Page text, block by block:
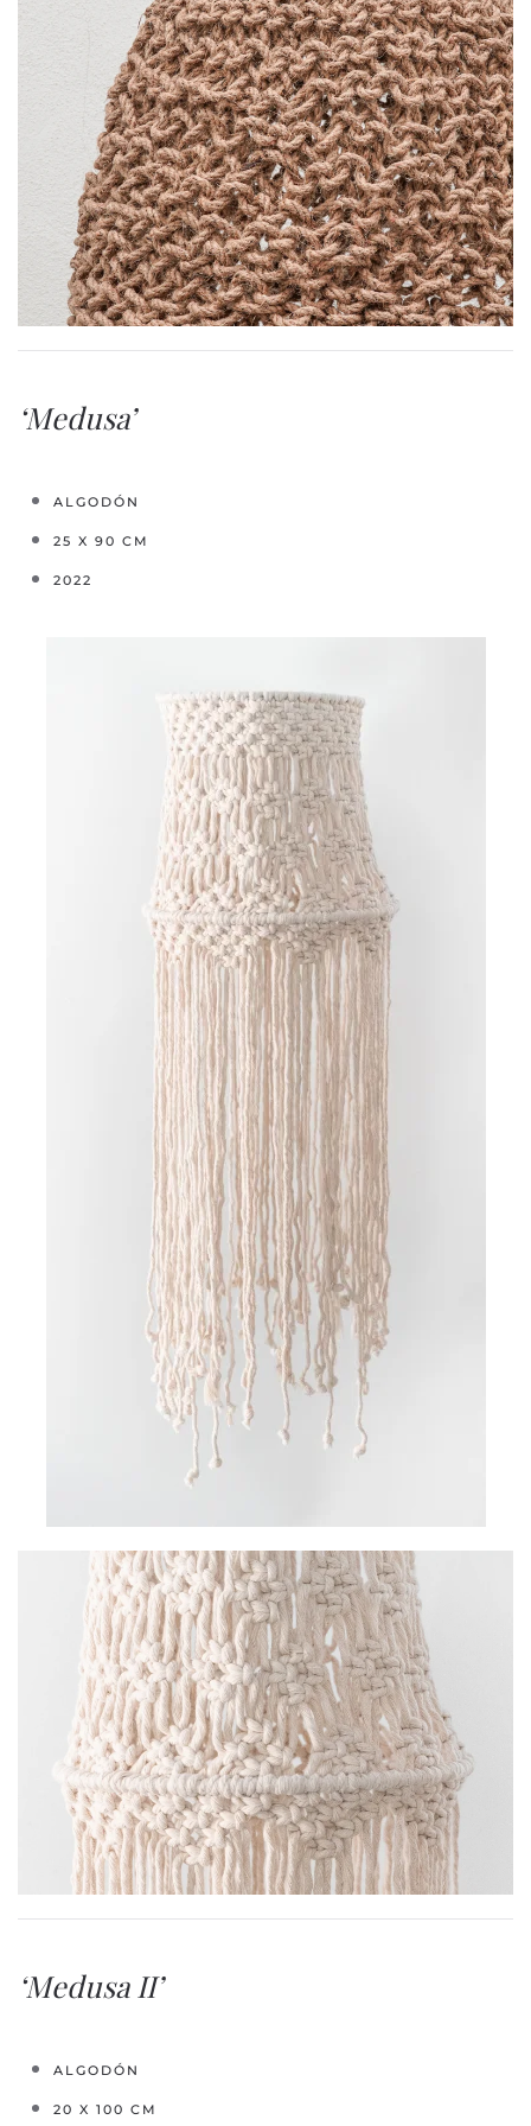
‘Medusa’
ALGODÓN
25 X 90 CM
2022
‘Medusa II’
ALGODÓN
20 X 100 CM